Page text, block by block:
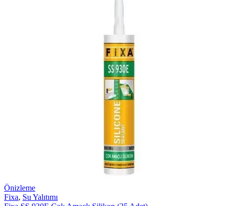
Önizleme
Fixa, Su Yalıtımı